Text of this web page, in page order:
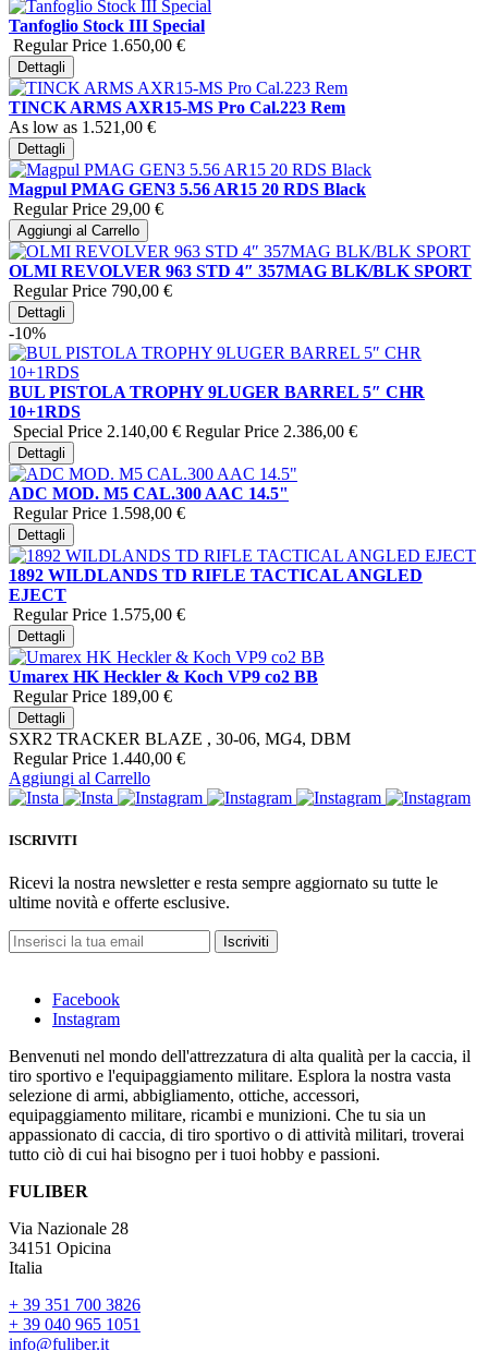
Tanfoglio Stock III Special
Regular Price 1.650,00 €
Dettagli
TINCK ARMS AXR15-MS Pro Cal.223 Rem
As low as 1.521,00 €
Dettagli
Magpul PMAG GEN3 5.56 AR15 20 RDS Black
Regular Price 29,00 €
Aggiungi al Carrello
OLMI REVOLVER 963 STD 4″ 357MAG BLK/BLK SPORT
Regular Price 790,00 €
Dettagli
-10%
BUL PISTOLA TROPHY 9LUGER BARREL 5″ CHR
10+1RDS
Special Price 2.140,00 € Regular Price 2.386,00 €
Dettagli
ADC MOD. M5 CAL.300 AAC 14.5"
Regular Price 1.598,00 €
Dettagli
1892 WILDLANDS TD RIFLE TACTICAL ANGLED
EJECT
Regular Price 1.575,00 €
Dettagli
Umarex HK Heckler & Koch VP9 co2 BB
Regular Price 189,00 €
Dettagli
SXR2 TRACKER BLAZE , 30-06, MG4, DBM
Regular Price 1.440,00 €
Aggiungi al Carrello
ISCRIVITI
Ricevi la nostra newsletter e resta sempre aggiornato su tutte le
ultime novità e offerte esclusive.
Iscriviti
Facebook
Instagram
Benvenuti nel mondo dell'attrezzatura di alta qualità per la caccia, il
tiro sportivo e l'equipaggiamento militare. Esplora la nostra vasta
selezione di armi, abbigliamento, ottiche, accessori,
equipaggiamento militare, ricambi e munizioni. Che tu sia un
appassionato di caccia, di tiro sportivo o di attività militari, troverai
tutto ciò di cui hai bisogno per i tuoi hobby e passioni.
FULIBER
Via Nazionale 28
34151 Opicina
Italia
+ 39 351 700 3826
+ 39 040 965 1051
info@fuliber.it